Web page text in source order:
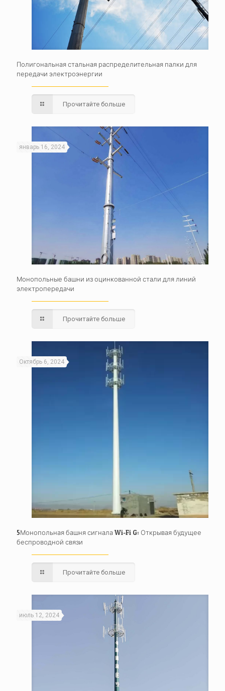
Полигональная стальная распределительная палки для
передачи электроэнергии
Прочитайте больше
январь 16, 2024
Монопольные башни из оцинкованной стали для линий
электропередачи
Прочитайте больше
Октябрь 6, 2024
5Монопольная башня сигнала Wi-Fi G: Открывая будущее
беспроводной связи
Прочитайте больше
июль 12, 2024